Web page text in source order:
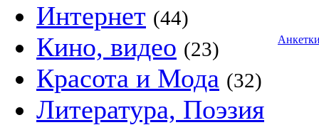
Интернет (44)
Кино, видео (23)
Красота и Мода (32)
Литература, Поэзия